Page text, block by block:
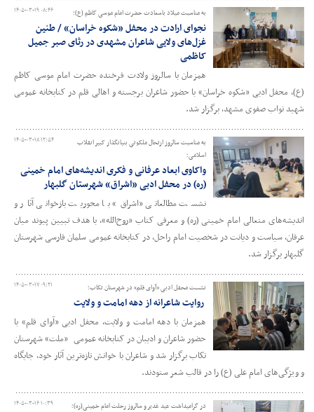
۱۴۰۵-۰۳-۱۹ ۰۸:۴۶ به مناسبت میلاد باسعادت حضرت امام موسی کاظم (ع)؛
نجوای ارادت در محفل «شکوه خراسان» / طنین
غزل‌های ولایی شاعران مشهدی در رثای صبر جمیل
کاظمی
همزمان با سالروز ولادت فرخنده حضرت امام موسی کاظم
(ع)، محفل ادبی «شکوه خراسان» با حضور شاعران برجسته و اهالی قلم در کتابخانه عمومی
شهید نواب صفوی مشهد، برگزار شد.
۱۴۰۵-۰۳-۱۸ ۱۲:۵۴
به مناسبت سالروز ارتحال ملکوتی بنیانگذار کبیر انقلاب
اسلامی؛
واکاوی ابعاد عرفانی و فکری اندیشه‌های امام خمینی
(ره) در محفل ادبی «اشراق» شهرستان گلبهار
نشست مطالعاتی «اشراق» با محوریت بازخوانی آثار و
اندیشه‌های متعالی امام خمینی (ره) و معرفی کتاب «روح‌الله»، با هدف تبیین پیوند میان
عرفان، سیاست و دیانت در شخصیت امام راحل، در کتابخانه عمومی سلمان فارسی شهرستان
گلبهار برگزار شد.
۱۴۰۵-۰۳-۱۷ ۰۹:۲۱ نشست محفل ادبی «آوای قلم» در شهرستان تکاب؛
روایت شاعرانه از دهه امامت و ولایت
همزمان با دهه امامت و ولایت، محفل ادبی «آوای قلم» با
حضور شاعران و ادیبان در کتابخانه عمومی «ملت» شهرستان
تکاب برگزار شد و شاعران با خوانش تازه‌ترین آثار خود، جایگاه
و ویژگی‌های امام علی (ع) را در قالب شعر ستودند.
۱۴۰۵-۰۳-۱۶ ۱۰:۳۹ در گرامیداشت عید غدیر و سالروز رحلت امام خمینی(ره)؛